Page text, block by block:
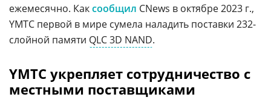
ежемесячно. Каксообщил CNews в октябре 2023 г.,
YMTC первой в мире сумела наладить поставки 232-
слойной памяти QLC 3D NAND.
YMTC укрепляет сотрудничество с
местными поставщиками